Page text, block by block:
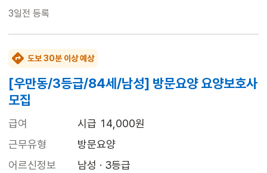
3일전 등록
도보 30분 이상 예상
[우만동/3등급/84세/남성] 방문요양 요양보호사
모집
급여
시급 14,000원
근무유형
방문요양
어르신정보
남성 · 3등급